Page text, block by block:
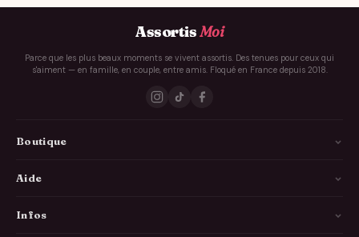
AssortisMoi
Parce que les plus beaux moments se vivent assortis. Des tenues pour ceux qui
s'aiment — en famille, en couple, entre amis. Floqué en France depuis 2018.
Boutique
Aide
Infos